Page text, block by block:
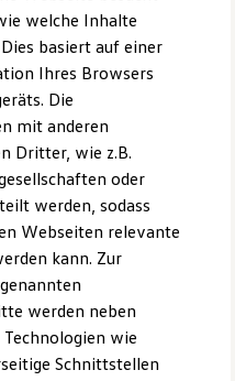
Ihrem ID.
EU Data Act
Vertrag Widerrufen
Version vom
Fahrzeuge und
Abgebildet sind
der Fahrzeuge gegen
welche Inhalte
basiert auf einer
Ihres Browsers
Die
mit anderen
Dritter, wie z.B.
oder
werden, sodass
Webseiten relevante
kann. Zur
werden neben
wie
Schnittstellen